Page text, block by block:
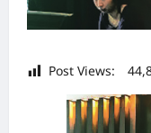
Post Views: